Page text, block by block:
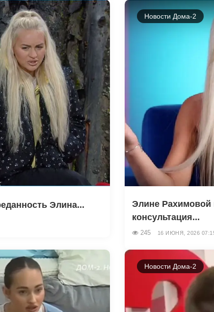
Элина...
Новости Дома-2
Элине Рахимовой
консультация...
245 16 ИЮНЯ, 2026
Новости Дома-2